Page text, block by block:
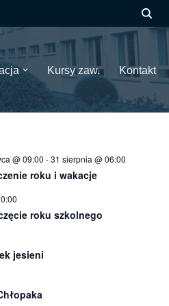
Kursy zaw. Kontakt
@ 09:00 -31 sierpnia @ 06:00
roku i wakacje
roku szkolnego
jesieni